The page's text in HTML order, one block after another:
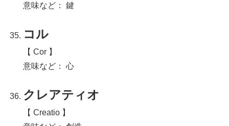
意味など： 鍵
コル
【 Cor 】
意味など： 心
クレアティオ
【 Creatio 】